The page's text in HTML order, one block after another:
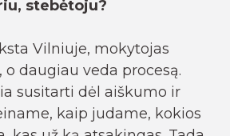
stebėtoju?
Vilniuje, mokytojas
o daugiau veda procesą.
susitarti dėl aiškumo ir
kaip judame, kokios